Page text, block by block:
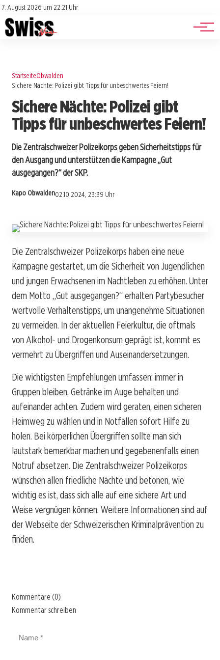
7. August 2026 um 22:21 Uhr
Impressum
Datenschutz
Jobs
Events
StartseiteObwalden
Sichere Nächte: Polizei gibt Tipps für unbeschwertes Feiern!
Sichere Nächte: Polizei gibt
Tipps für unbeschwertes Feiern!
Die Zentralschweizer Polizeikorps geben Sicherheitstipps für
den Ausgang und unterstützen die Kampagne „Gut
ausgegangen?“ der SKP.
Kapo Obwalden02.10.2024, 23:39 Uhr
Die Zentralschweizer Polizeikorps haben eine neue
Kampagne gestartet, um die Sicherheit von Jugendlichen
und jungen Erwachsenen im Nachtleben zu erhöhen. Unter
dem Motto „Gut ausgegangen?“ erhalten Partybesucher
wertvolle Verhaltenstipps, um unangenehme Situationen
zu vermeiden. In der aktuellen Feierkultur, die oftmals
von Alkohol- und Drogenkonsum geprägt ist, kommt es
vermehrt zu Übergriffen und Auseinandersetzungen.
Die wichtigsten Empfehlungen umfassen: immer in
Gruppen bleiben, Getränke im Auge behalten und
aufeinander achten. Zudem wird geraten, einen sicheren
Heimweg zu wählen und in Notfällen sofort Hilfe zu
holen. Bei körperlichen Übergriffen sollte man sich
lautstark bemerkbar machen und gegebenenfalls einen
Notruf absetzen. Die Zentralschweizer Polizeikorps
wünschen allen friedliche Nächte und betonen, wie
wichtig es ist, dass sich alle auf eine sichere Art und
Weise vergnügen können. Weitere Informationen sind auf
der Webseite der Schweizerischen Kriminalprävention zu
finden.
Kommentare (0)
Kommentar schreiben